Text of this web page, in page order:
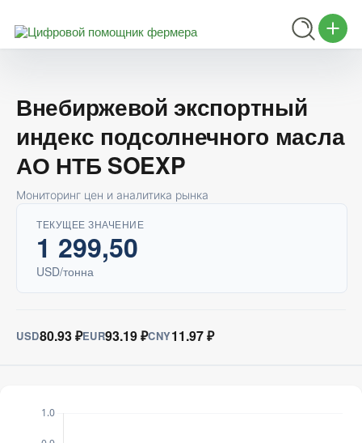
Внебиржевой экспортный
индекс подсолнечного масла
АО НТБ SOEXP
Мониторинг цен и аналитика рынка
ТЕКУЩЕЕ ЗНАЧЕНИЕ
1 299,50
USD/тонна
USD80.93 ₽EUR93.19 ₽CNY11.97 ₽